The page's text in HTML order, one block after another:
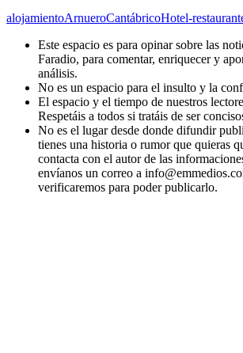
alojamientoArnueroCantábricoHotel-
Este espacio es para opinar sobre las
Faradio, para comentar, enriquecer y
análisis.
No es un espacio para el insulto y la
El espacio y el tiempo de nuestros
Respetáis a todos si tratáis de ser
No es el lugar desde donde difundir
tienes una historia o rumor que quieras
contacta con el autor de las
envíanos un correo a
verificaremos para poder publicarlo.